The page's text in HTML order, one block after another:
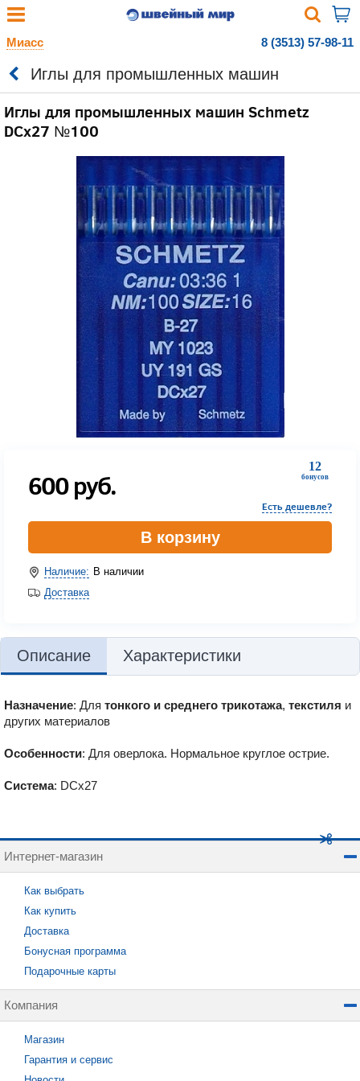
Миасс 8 (3513) 57-98-11
Иглы для промышленных машин
Иглы для промышленных машин Schmetz
DCx27 №100
12
бонусов
600руб.
Есть дешевле?
В корзину
Наличие: В наличии
Доставка
Описание Характеристики
Назначение: Для тонкого и среднего трикотажа, текстиля и
других материалов
Особенности: Для оверлока. Нормальное круглое острие.
Система: DСx27
Интернет-магазин
Как выбрать
Как купить
Доставка
Бонусная программа
Подарочные карты
Компания
Магазин
Гарантия и сервис